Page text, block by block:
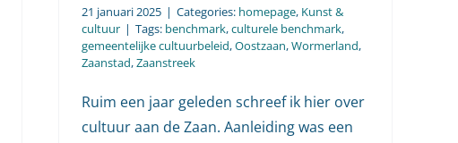
21 januari 2025 | Categories: homepage, Kunst &
cultuur | Tags: benchmark,culturele benchmark,
gemeentelijke cultuurbeleid,Oostzaan,Wormerland,
Zaanstad,Zaanstreek
Ruim een jaar geleden schreef ik hier over
cultuur aan de Zaan. Aanleiding was een